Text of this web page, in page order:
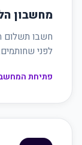
מחשבון
חשבו תשלום
לפני
פתיחת